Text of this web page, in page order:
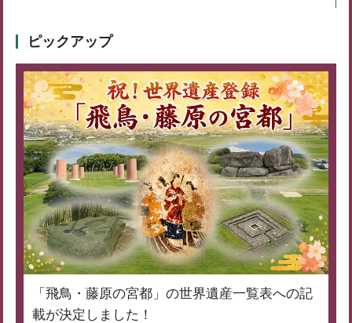
ピックアップ
「飛鳥・藤原の宮都」の世界遺産一覧表への記
載が決定しました！